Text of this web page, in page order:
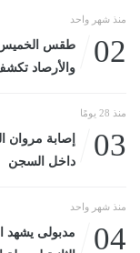
منذ شهر واحد
02
والأرصاد تكشف
منذ 28 يومًا
03
إصابة مروان
داخل السجن
منذ شهر واحد
04
مدبولى يشهد